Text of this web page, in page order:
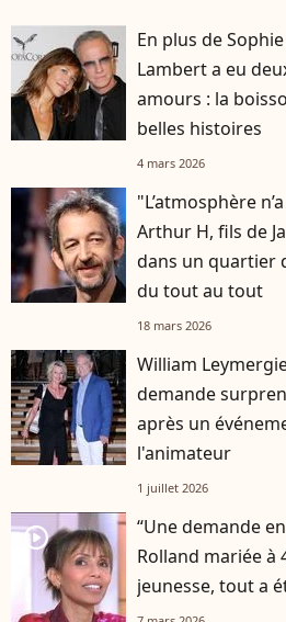
En plus de
Lambert a eu
amours : la
belles histoires
4 mars 2026
"L’atmosphère
Arthur H, fils de
dans un quartier
du tout au tout
18 mars 2026
William
demande
après un
l'animateur
1 juillet 2026
player2
“Une demande
Rolland mariée à
jeunesse, tout a